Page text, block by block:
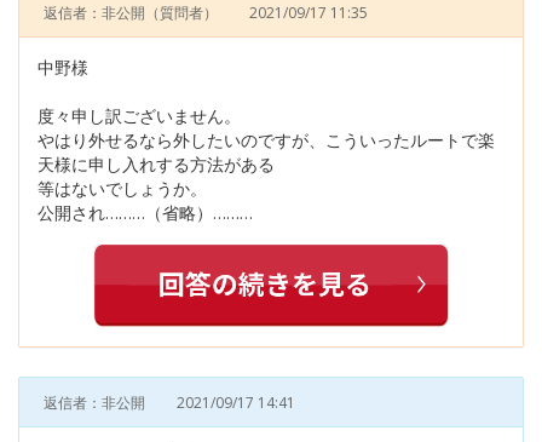
返信者：非公開 （質問者） 2021/09/17 11:35
中野様
度々申し訳ございません。
やはり外せるなら外したいのですが、こういったルートで楽
天様に申し入れする方法がある
等はないでしょうか。
公開され………（省略）………
返信者：非公開 2021/09/17 14:41